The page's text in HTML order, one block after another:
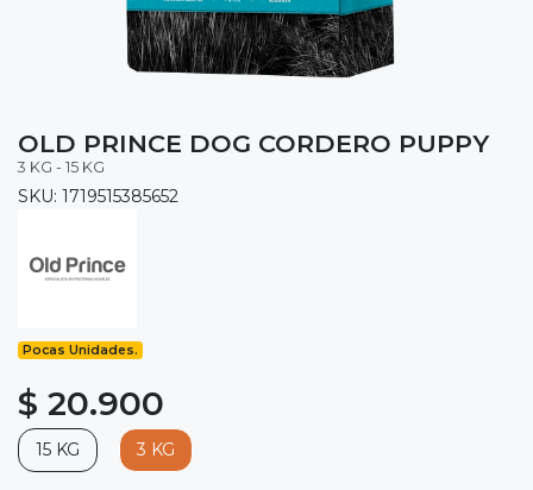
OLD PRINCE DOG CORDERO PUPPY
3 KG - 15 KG
SKU: 1719515385652
Pocas Unidades.
$ 20.900
15 KG 3 KG